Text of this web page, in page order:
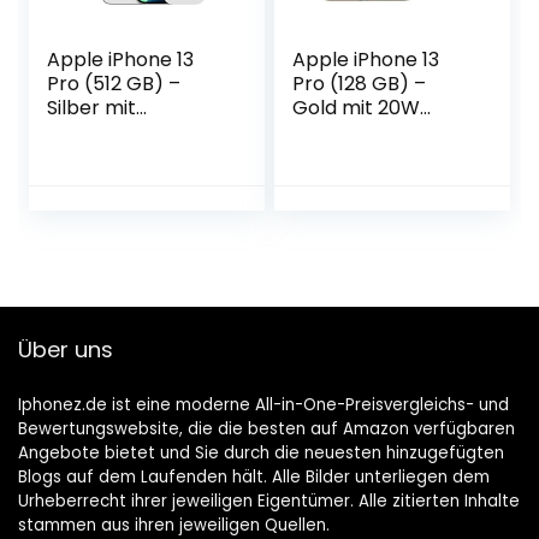
Apple iPhone 13
Pro (512 GB) –
Silber mit
Apple iPhone 13
Pro (128 GB) –
Gold mit 20W
Über uns
Iphonez.de ist eine moderne All-in-One-Preisvergleichs- und
Bewertungswebsite, die die besten auf Amazon verfügbaren
Angebote bietet und Sie durch die neuesten hinzugefügten
Blogs auf dem Laufenden hält. Alle Bilder unterliegen dem
Urheberrecht ihrer jeweiligen Eigentümer. Alle zitierten Inhalte
stammen aus ihren jeweiligen Quellen.